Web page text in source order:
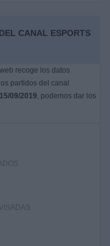
CANAL ESPORTS
recoge los datos
partidos del canal
15/09/2019, podemos dar los